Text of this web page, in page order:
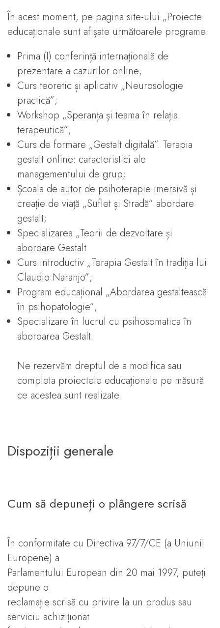
În acest moment, pe pagina site-ului „Proiecte
educaționale sunt afișate următoarele programe:
Prima (I) conferință internațională de
prezentare a cazurilor online;
Curs teoretic și aplicativ „Neurosologie
practică”;
Workshop „Speranța și teama în relația
terapeutică”;
Curs de formare „Gestalt digitală”. Terapia
gestalt online: caracteristici ale
managementului de grup;
Școala de autor de psihoterapie imersivă și
creație de viață „Suflet și Stradă” abordare
gestalt;
Specializarea „Teorii de dezvoltare și
abordare Gestalt
Curs introductiv „Terapia Gestalt în tradiția lui
Claudio Naranjo”;
Program educațional „Abordarea gestaltească
în psihopatologie”;
Specializare în lucrul cu psihosomatica în
abordarea Gestalt.
Ne rezervăm dreptul de a modifica sau
completa proiectele educaționale pe măsură
ce acestea sunt realizate.
Dispoziții generale
Cum să depuneți o plângere scrisă
În conformitate cu Directiva 97/7/CE (a Uniunii
Europene) a
Parlamentului European din 20 mai 1997, puteți
depune o
reclamație scrisă cu privire la un produs sau
serviciu achiziționat